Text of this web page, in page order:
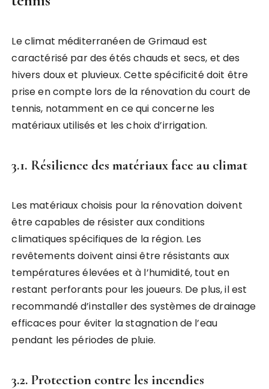
Le climat méditerranéen de Grimaud est
caractérisé par des étés chauds et secs, et des
hivers doux et pluvieux. Cette spécificité doit être
prise en compte lors de la rénovation du court de
tennis, notamment en ce qui concerne les
matériaux utilisés et les choix d’irrigation.
3.1. Résilience des matériaux face au climat
Les matériaux choisis pour la rénovation doivent
être capables de résister aux conditions
climatiques spécifiques de la région. Les
revêtements doivent ainsi être résistants aux
températures élevées et à l’humidité, tout en
restant perforants pour les joueurs. De plus, il est
recommandé d’installer des systèmes de drainage
efficaces pour éviter la stagnation de l’eau
pendant les périodes de pluie.
3.2. Protection contre les incendies